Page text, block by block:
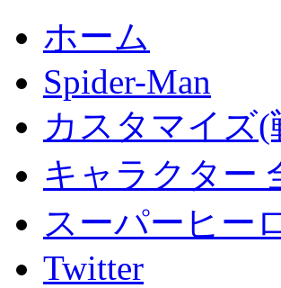
ホーム
Spider-Man
カスタマイズ(
キャラクター
スーパーヒー
Twitter